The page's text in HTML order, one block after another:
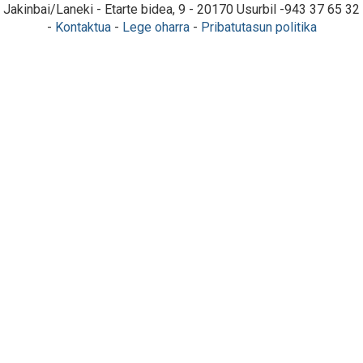
Jakinbai/Laneki - Etarte bidea, 9 - 20170 Usurbil -943 37 65 32
- Kontaktua- Lege oharra- Pribatutasun politika